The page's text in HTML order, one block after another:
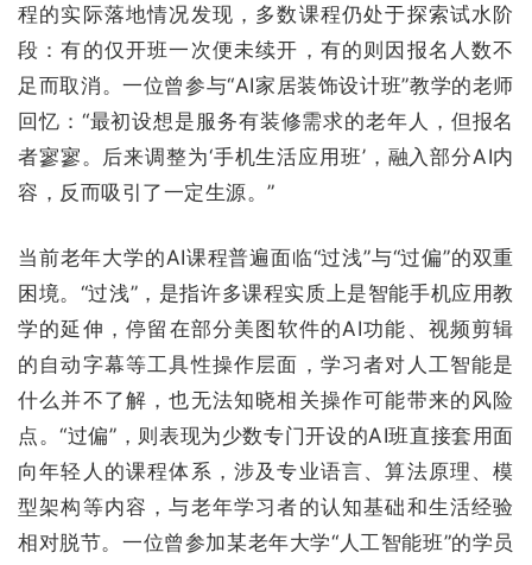
程的实际落地情况发现，多数课程仍处于探索试水阶
段：有的仅开班一次便未续开，有的则因报名人数不
足而取消。一位曾参与“AI家居装饰设计班”教学的老师
回忆：“最初设想是服务有装修需求的老年人，但报名
者寥寥。后来调整为‘手机生活应用班’，融入部分AI内
容，反而吸引了一定生源。”
当前老年大学的AI课程普遍面临“过浅”与“过偏”的双重
困境。“过浅”，是指许多课程实质上是智能手机应用教
学的延伸，停留在部分美图软件的AI功能、视频剪辑
的自动字幕等工具性操作层面，学习者对人工智能是
什么并不了解，也无法知晓相关操作可能带来的风险
点。“过偏”，则表现为少数专门开设的AI班直接套用面
向年轻人的课程体系，涉及专业语言、算法原理、模
型架构等内容，与老年学习者的认知基础和生活经验
相对脱节。一位曾参加某老年大学“人工智能班”的学员